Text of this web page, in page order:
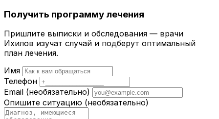
Получить программу лечения
Пришлите выписки и обследования — врачи
Ихилов изучат случай и подберут оптимальный
план лечения.
Имя
Телефон
Email (необязательно)
Опишите ситуацию (необязательно)